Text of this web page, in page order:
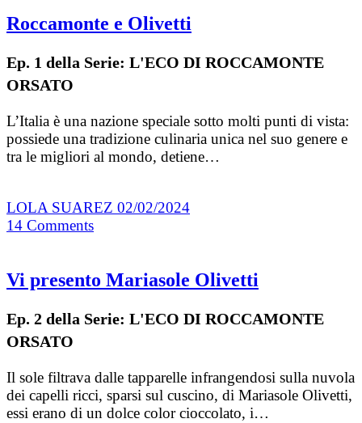
Roccamonte e Olivetti
Ep. 1 della Serie: L'ECO DI ROCCAMONTE
ORSATO
L’Italia è una nazione speciale sotto molti punti di vista:
possiede una tradizione culinaria unica nel suo genere e
tra le migliori al mondo, detiene…
LOLA SUAREZ 02/02/2024
14 Comments
Vi presento Mariasole Olivetti
Ep. 2 della Serie: L'ECO DI ROCCAMONTE
ORSATO
Il sole filtrava dalle tapparelle infrangendosi sulla nuvola
dei capelli ricci, sparsi sul cuscino, di Mariasole Olivetti,
essi erano di un dolce color cioccolato, i…